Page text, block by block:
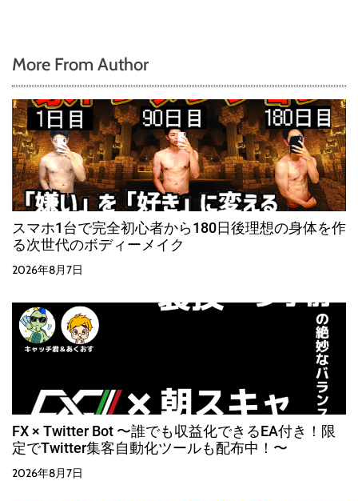
More From Author
スマホ1台で完全初心者から180日後理想の身体を作
る次世代のボディーメイク
2026年8月7日
FX × Twitter Bot 〜誰でも収益化できるEA付き！限
定でTwitter集客自動化ツールも配布中！〜
2026年8月7日